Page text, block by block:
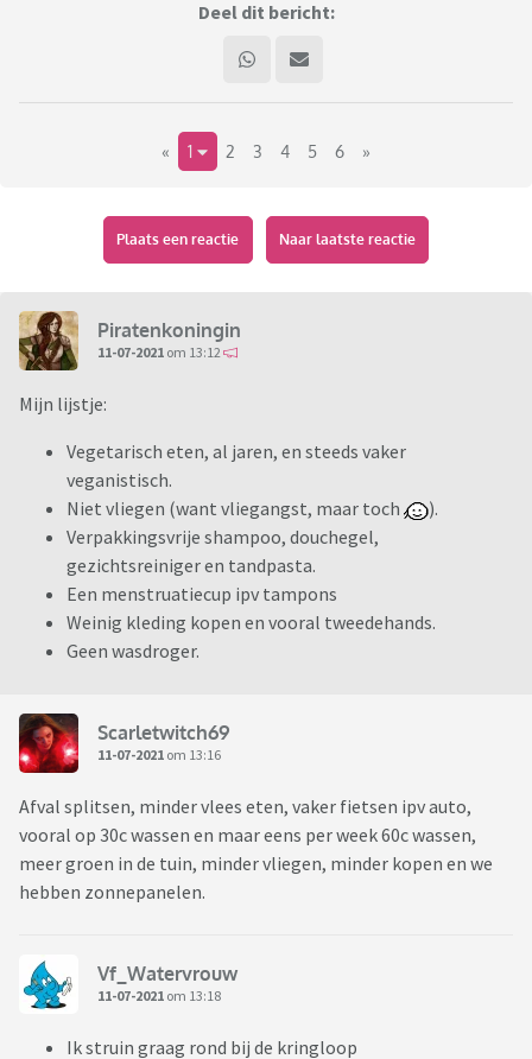
Deel dit bericht:
« 1 2 3 4 5 6 »
Plaats een reactie Naar laatste reactie
Piratenkoningin
11-07-2021 om 13:12
Mijn lijstje:
Vegetarisch eten, al jaren, en steeds vaker
veganistisch.
Niet vliegen (want vliegangst, maar toch
).
Verpakkingsvrije shampoo, douchegel,
gezichtsreiniger en tandpasta.
Een menstruatiecup ipv tampons
Weinig kleding kopen en vooral tweedehands.
Geen wasdroger.
Scarletwitch69
11-07-2021 om 13:16
Afval splitsen, minder vlees eten, vaker fietsen ipv auto,
vooral op 30c wassen en maar eens per week 60c wassen,
meer groen in de tuin, minder vliegen, minder kopen en we
hebben zonnepanelen.
Vf_Watervrouw
11-07-2021 om 13:18
Ik struin graag rond bij de kringloop